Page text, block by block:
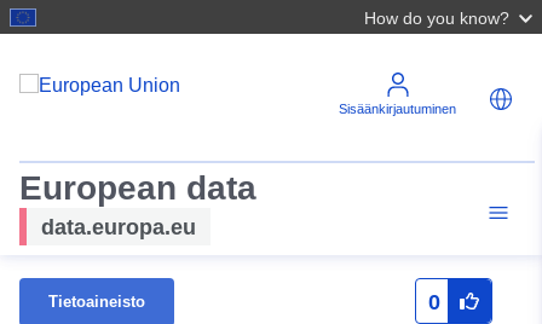
How do you know?
Sisäänkirjautuminen
European data
data.europa.eu
Tietoaineisto 0